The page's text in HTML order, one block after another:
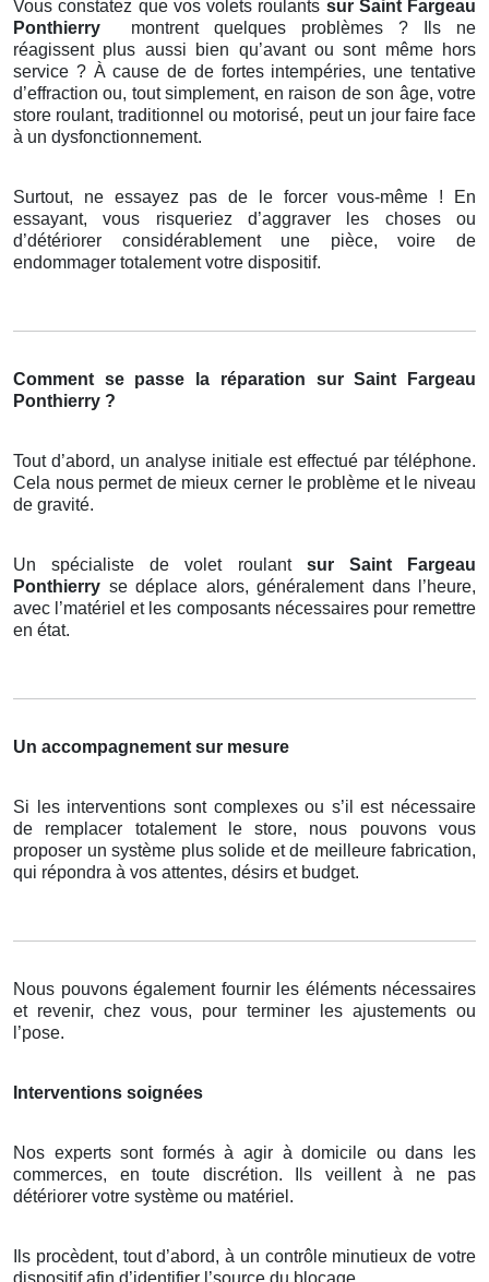
Vous constatez que vos volets roulants sur Saint Fargeau
Ponthierry
montrent quelques problèmes ? Ils ne
réagissent plus aussi bien qu’avant ou sont même hors
service ? À cause de de fortes intempéries, une tentative
d’effraction ou, tout simplement, en raison de son âge, votre
store roulant, traditionnel ou motorisé, peut un jour faire face
à un dysfonctionnement.
Surtout, ne essayez pas de le forcer vous-même ! En
essayant, vous risqueriez d’aggraver les choses ou
d’détériorer considérablement une pièce, voire de
endommager totalement votre dispositif.
Comment se passe la réparation sur Saint Fargeau
Ponthierry ?
Tout d’abord, un analyse initiale est effectué par téléphone.
Cela nous permet de mieux cerner le problème et le niveau
de gravité.
Un spécialiste de volet roulant sur Saint Fargeau
Ponthierry se déplace alors, généralement dans l’heure,
avec l’matériel et les composants nécessaires pour remettre
en état.
Un accompagnement sur mesure
Si les interventions sont complexes ou s’il est nécessaire
de remplacer totalement le store, nous pouvons vous
proposer un système plus solide et de meilleure fabrication,
qui répondra à vos attentes, désirs et budget.
Nous pouvons également fournir les éléments nécessaires
et revenir, chez vous, pour terminer les ajustements ou
l’pose.
Interventions soignées
Nos experts sont formés à agir à domicile ou dans les
commerces, en toute discrétion. Ils veillent à ne pas
détériorer votre système ou matériel.
Ils procèdent, tout d’abord, à un contrôle minutieux de votre